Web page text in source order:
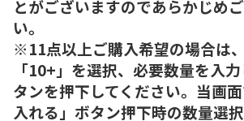
とがございますのであらかじめ
い。
※11点以上ご購入希望の場合は
「10+」を選択、必要数量を入
タンを押下してください。当画
入れる」ボタン押下時の数量選